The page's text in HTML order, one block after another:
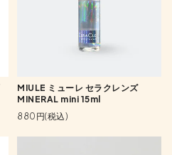
MIULE ミューレ セラクレンズ
MINERAL mini 15ml
880円(税込)